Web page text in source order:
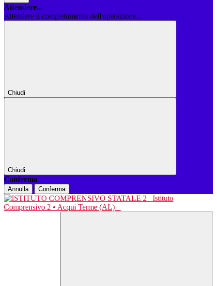
Attendere...
Attendere il completamento dell'operazione...
Chiudi
Chiudi
Conferma
Annulla Conferma
Istituto
Comprensivo 2 • Acqui Terme (AL)